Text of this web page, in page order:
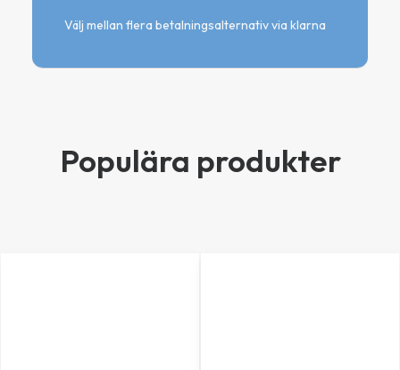
Välj mellan flera betalningsalternativ via klarna
Populära produkter